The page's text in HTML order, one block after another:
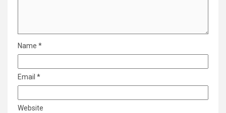
Name *
Email *
Website